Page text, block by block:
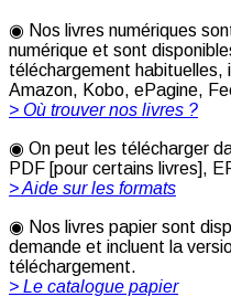
◉ Nos livres numériques
numérique et sont
téléchargement habituelles,
Amazon, Kobo, ePagine,
> Où trouver nos livres ?
◉ On peut les télécharger
PDF [pour certains livres],
> Aide sur les formats
◉ Nos livres papier sont
demande et incluent la
téléchargement.
> Le catalogue papier